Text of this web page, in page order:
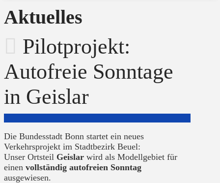
Aktuelles
Pilotprojekt:
Autofreie Sonntage
in Geislar
Die Bundesstadt Bonn startet ein neues
Verkehrsprojekt im Stadtbezirk Beuel:
Unser Ortsteil Geislar wird als Modellgebiet für
einen vollständig autofreien Sonntag
ausgewiesen.